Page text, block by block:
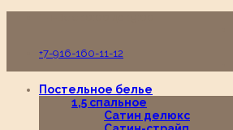
+7-916-160-11-12
Постельное белье
1,5 спальное
Сатин делюкс